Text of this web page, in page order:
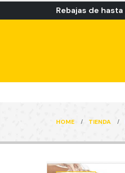
Rebajas de hasta
HOME TIENDA